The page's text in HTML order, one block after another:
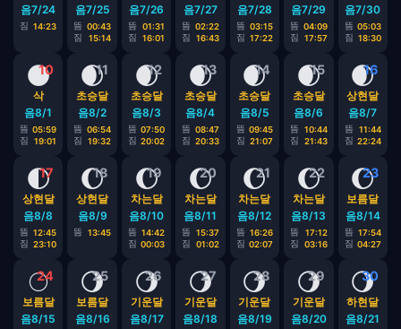
음7/24
짐 14:23
음7/25
뜸 00:43
짐
15:14
음7/26
뜸
01:31
짐
16:01
음7/27
뜸 02:22
짐
16:43
음7/28
뜸 03:15
짐 17:22
음7/29
뜸 04:09
짐
17:57
음7/30
뜸 05:03
짐 18:30
10
🌑
삭
음8/1
뜸 05:59
짐
19:01
11
🌒
초승달
음8/2
뜸 06:54
짐
19:32
12
🌒
초승달
음8/3
뜸 07:50
짐 20:02
13
🌒
초승달
음8/4
뜸 08:47
짐 20:33
14
🌒
초승달
음8/5
뜸 09:45
짐 21:07
15
🌒
초승달
음8/6
뜸
10:44
짐
21:43
16
🌒
상현달
음8/7
뜸
11:44
짐 22:24
17
🌓
상현달
음8/8
뜸 12:45
짐 23:10
18
🌔
상현달
음8/9
뜸 13:45
19
🌔
차는달
음8/10
뜸 14:42
짐 00:03
20
🌔
차는달
음8/11
뜸
15:37
짐
01:02
21
🌔
차는달
음8/12
뜸 16:26
짐 02:07
22
🌔
차는달
음8/13
뜸
17:12
짐
03:16
23
🌔
보름달
음8/14
뜸 17:54
짐 04:27
24
🌕
보름달
음8/15
25
🌖
보름달
음8/16
26
🌖
기운달
음8/17
27
🌖
기운달
음8/18
28
🌖
기운달
음8/19
29
🌖
기운달
음8/20
30
🌖
하현달
음8/21